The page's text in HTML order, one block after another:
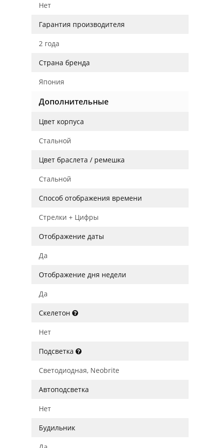
Нет
Гарантия производителя
2 года
Страна бренда
Япония
Дополнительные
Цвет корпуса
Стальной
Цвет браслета / ремешка
Стальной
Способ отображения времени
Стрелки + Цифры
Отображение даты
Да
Отображение дня недели
Да
Скелетон
Нет
Подсветка
Светодиодная, Neobrite
Автоподсветка
Нет
Будильник